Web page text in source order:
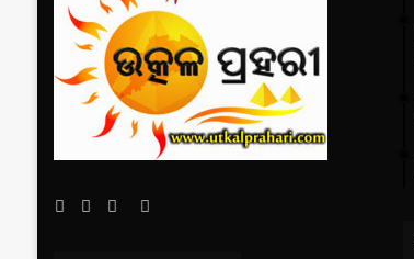
Facebook
TwitterYouTube